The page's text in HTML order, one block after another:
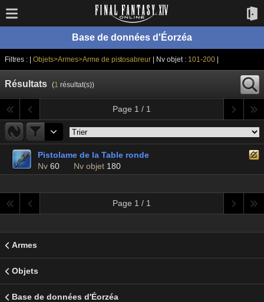
Base de données d'Éorzéa
Filtres : | Objets>Armes>Arme de pistosabreur | Nv objet : 101-200
Résultats (1 résultat(s))
Page 1 / 1
Pistolame de la Table ronde
Nv 60 Nv objet 180
Page 1 / 1
Armes
Objets
Base de données d'Éorzéa